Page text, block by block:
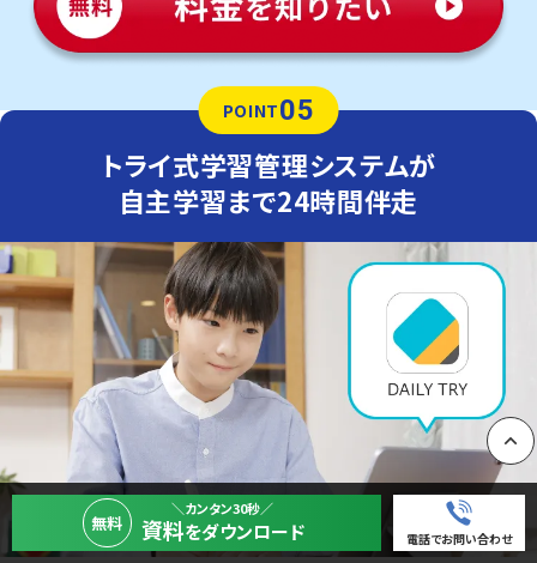
POINT05
トライ式学習管理システムが
自主学習まで24時間伴走
無料
＼カンタン30秒／
資料をダウンロード 電話でお問い合わせ